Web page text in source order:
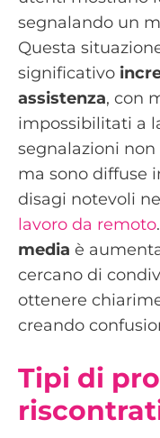
segnalando un
Questa
significativo
assistenza, con
impossibilitati a
segnalazioni
ma sono diffuse
disagi notevoli
lavoro da remoto
media è
cercano di
ottenere
creando
Tipi di